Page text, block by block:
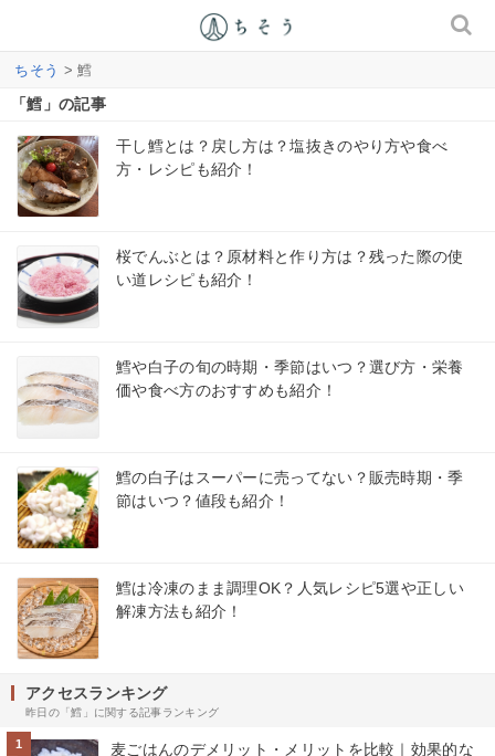
ちそう > 鱈
「鱈」の記事
干し鱈とは？戻し方は？塩抜きのやり方や食べ
方・レシピも紹介！
桜でんぶとは？原材料と作り方は？残った際の使
い道レシピも紹介！
鱈や白子の旬の時期・季節はいつ？選び方・栄養
価や食べ方のおすすめも紹介！
鱈の白子はスーパーに売ってない？販売時期・季
節はいつ？値段も紹介！
鱈は冷凍のまま調理OK？人気レシピ5選や正しい
解凍方法も紹介！
アクセスランキング
昨日の「鱈」に関する記事ランキング
1
麦ごはんのデメリット・メリットを比較｜効果的な